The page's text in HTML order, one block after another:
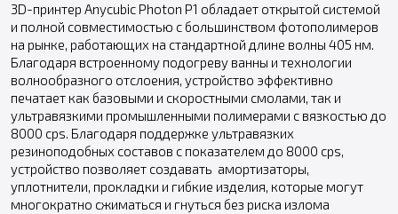
3D-принтер Anycubic Photon P1 обладает открытой системой
и полной совместимостью с большинством фотополимеров
на рынке, работающих на стандартной длине волны 405 нм.
Благодаря встроенному подогреву ванны и технологии
волнообразного отслоения, устройство эффективно
печатает как базовыми и скоростными смолами, так и
ультравязкими промышленными полимерами с вязкостью до
8000 cps. Благодаря поддержке ультравязких
резиноподобных составов с показателем до 8000 cps,
устройство позволяет создавать амортизаторы,
уплотнители, прокладки и гибкие изделия, которые могут
многократно сжиматься и гнуться без риска излома